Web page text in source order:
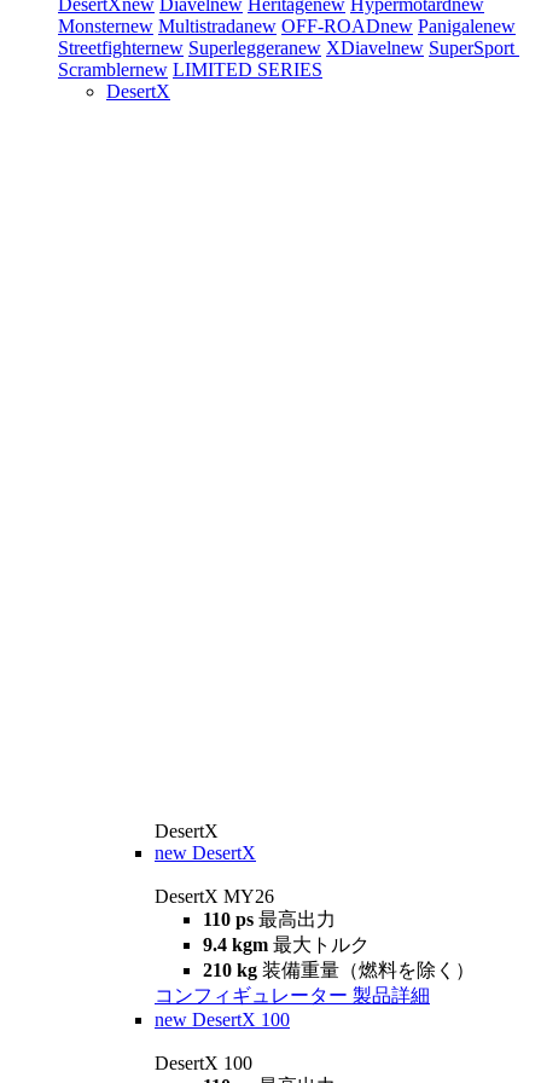
DesertXnew Diavelnew Heritagenew Hypermotardnew
Monsternew Multistradanew OFF-ROADnew Panigalenew
Streetfighternew Superleggeranew XDiavelnew SuperSport
Scramblernew LIMITED SERIES
DesertX
DesertX
new DesertX
DesertX MY26
110 ps 最高出力
9.4 kgm 最大トルク
210 kg 装備重量（燃料を除く）
コンフィギュレーター 製品詳細
new DesertX 100
DesertX 100